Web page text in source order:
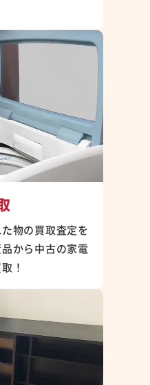
物の買取査定を
から中古の家電
！